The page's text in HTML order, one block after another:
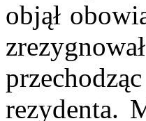
objął
rezydenta.